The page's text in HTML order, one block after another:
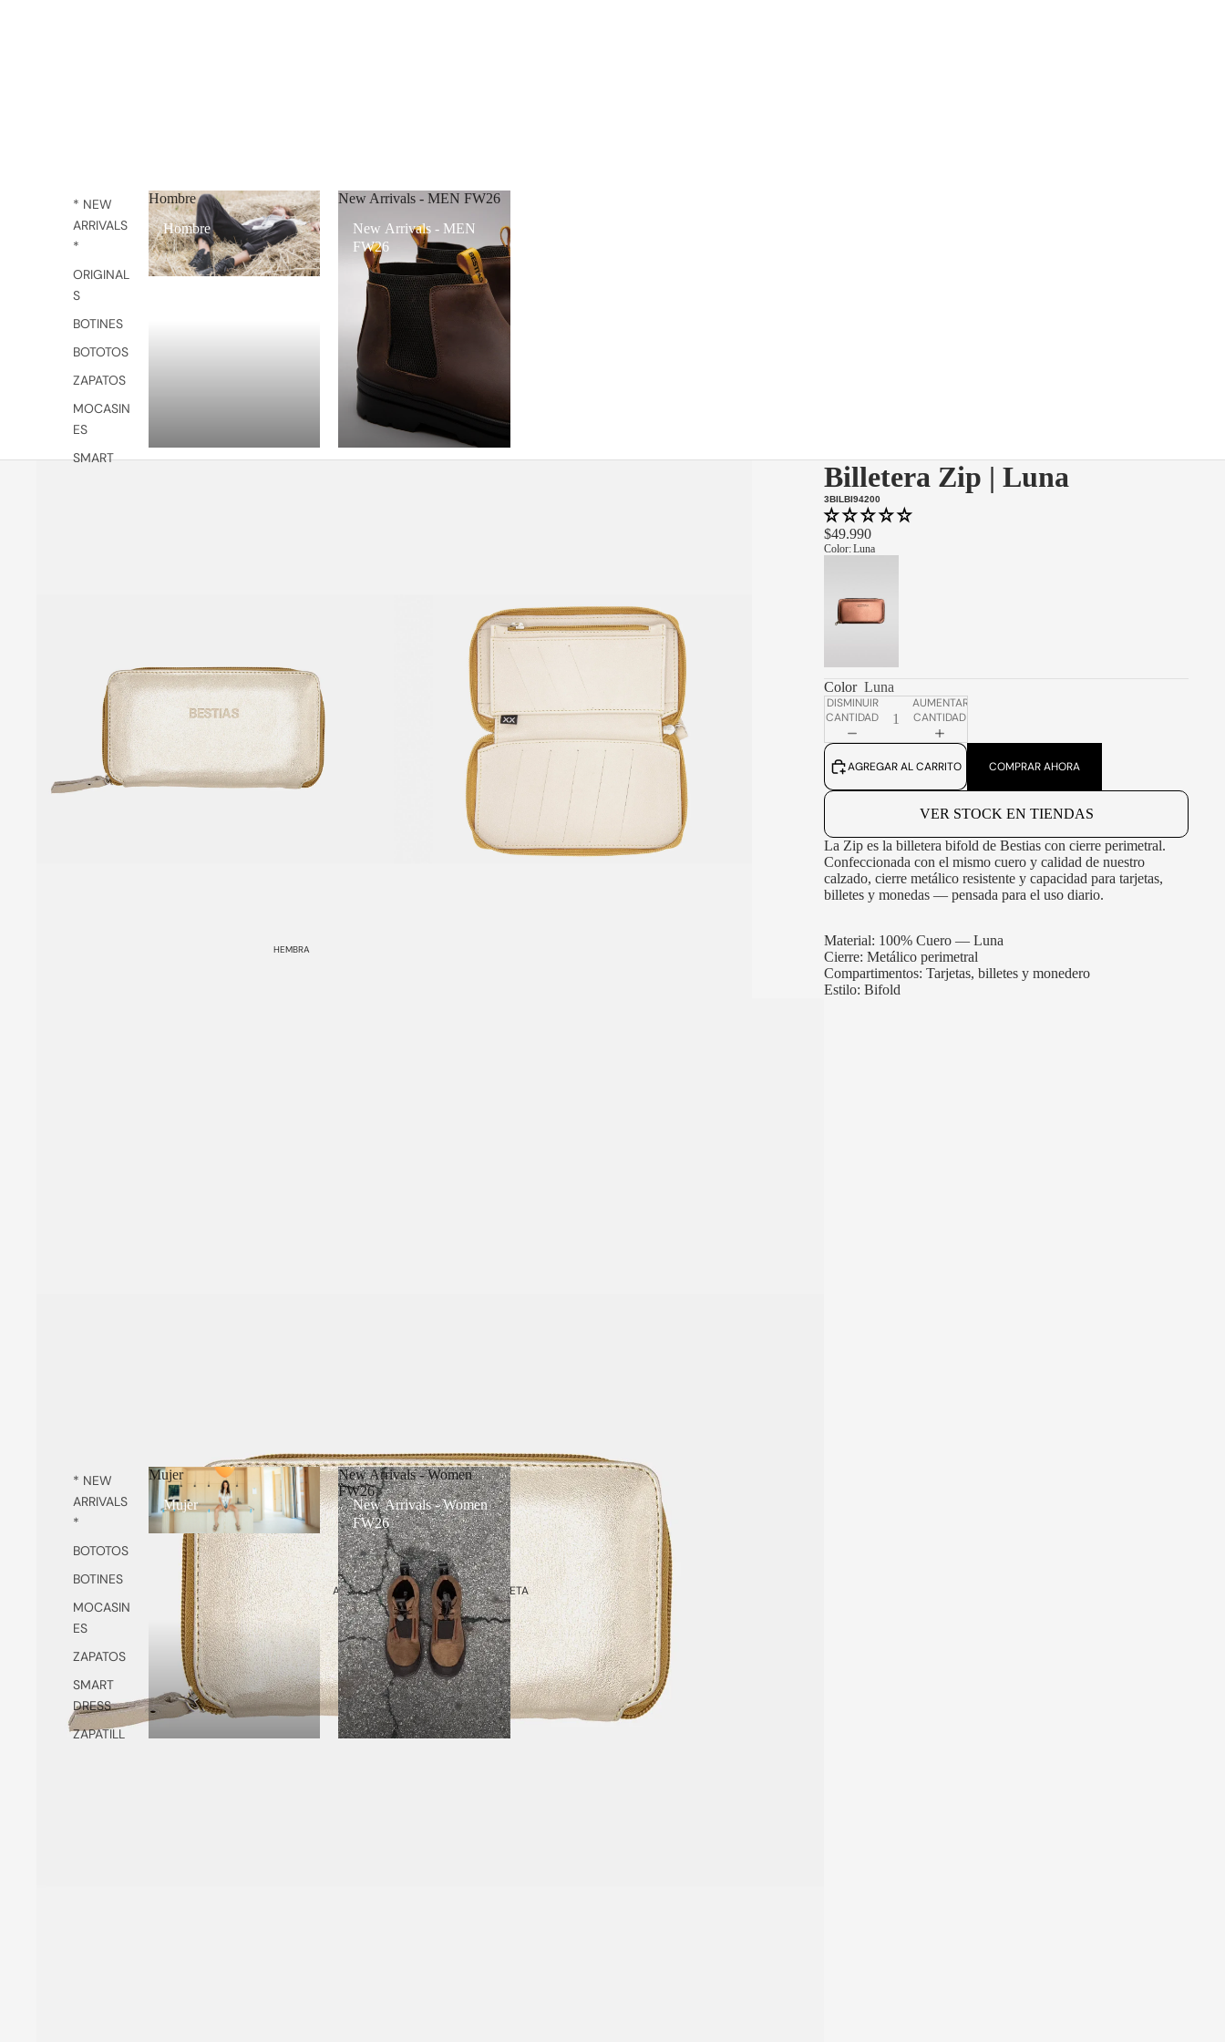
* NEW
ARRIVALS
*
ORIGINAL
S
BOTINES
BOTOTOS
ZAPATOS
MOCASIN
ES
SMART
TODOS
Hombre
Hombre
New Arrivals - MEN FW26
New Arrivals - MEN
FW26
HEMBRA
* NEW
ARRIVALS
*
BOTOTOS
BOTINES
MOCASIN
ES
ZAPATOS
SMART
DRESS
ZAPATILL
Mujer
Mujer
New Arrivals - Women
FW26
New Arrivals - Women
FW26
ABRIR IMAGEN A PANTALLA COMPLETA
Billetera Zip | Luna
3BILBI94200
$49.990
Color:Luna
Color Luna
DISMINUIR
CANTIDAD
AUMENTAR
CANTIDAD
AGREGAR AL CARRITO COMPRAR AHORA
VER STOCK EN TIENDAS
La Zip es la billetera bifold de Bestias con cierre perimetral.
Confeccionada con el mismo cuero y calidad de nuestro
calzado, cierre metálico resistente y capacidad para tarjetas,
billetes y monedas — pensada para el uso diario.
Material: 100% Cuero — Luna
Cierre: Metálico perimetral
Compartimentos: Tarjetas, billetes y monedero
Estilo: Bifold